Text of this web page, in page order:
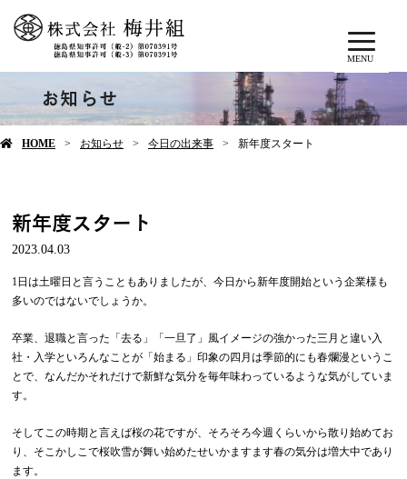
MENU
お知らせ
HOME お知らせ 今日の出来事 新年度スタート
新年度スタート
2023.04.03
1日は土曜日と言うこともありましたが、今日から新年度開始という企業様も
多いのではないでしょうか。
卒業、退職と言った「去る」「一旦了」風イメージの強かった三月と違い入
社・入学といろんなことが「始まる」印象の四月は季節的にも春爛漫というこ
とで、なんだかそれだけで新鮮な気分を毎年味わっているような気がしていま
す。
そしてこの時期と言えば桜の花ですが、そろそろ今週くらいから散り始めてお
り、そこかしこで桜吹雪が舞い始めたせいかますます春の気分は増大中であり
ます。